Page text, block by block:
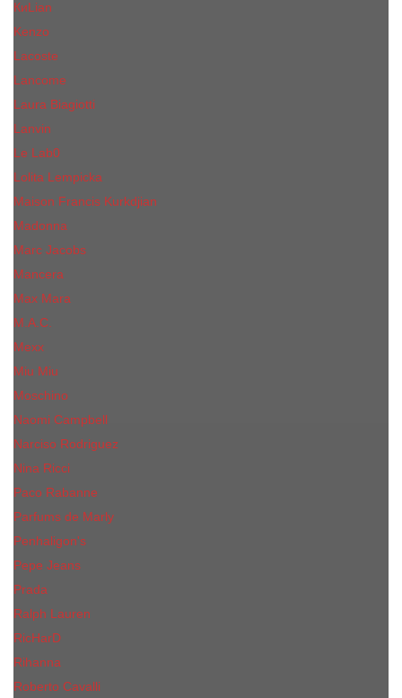
КиLian
Kenzo
Lacoste
Lancome
Laura Biagiotti
Lanvin
Lе Lab0
Lolita Lempicka
Maison Francis Kurkdjian
Madonna
Marc Jacobs
Mancera
Max Mara
M.А.C.
Mexx
Miu Miu
Mоsсhino
Naomi Campbell
Narciso Rodriguez
Nina Ricci
Paco Rabanne
Parfums de Marly
Penhaligon's
Pepe Jeans
Prada
Ralph Lauren
RicHarD
Rihanna
Roberto Cavalli